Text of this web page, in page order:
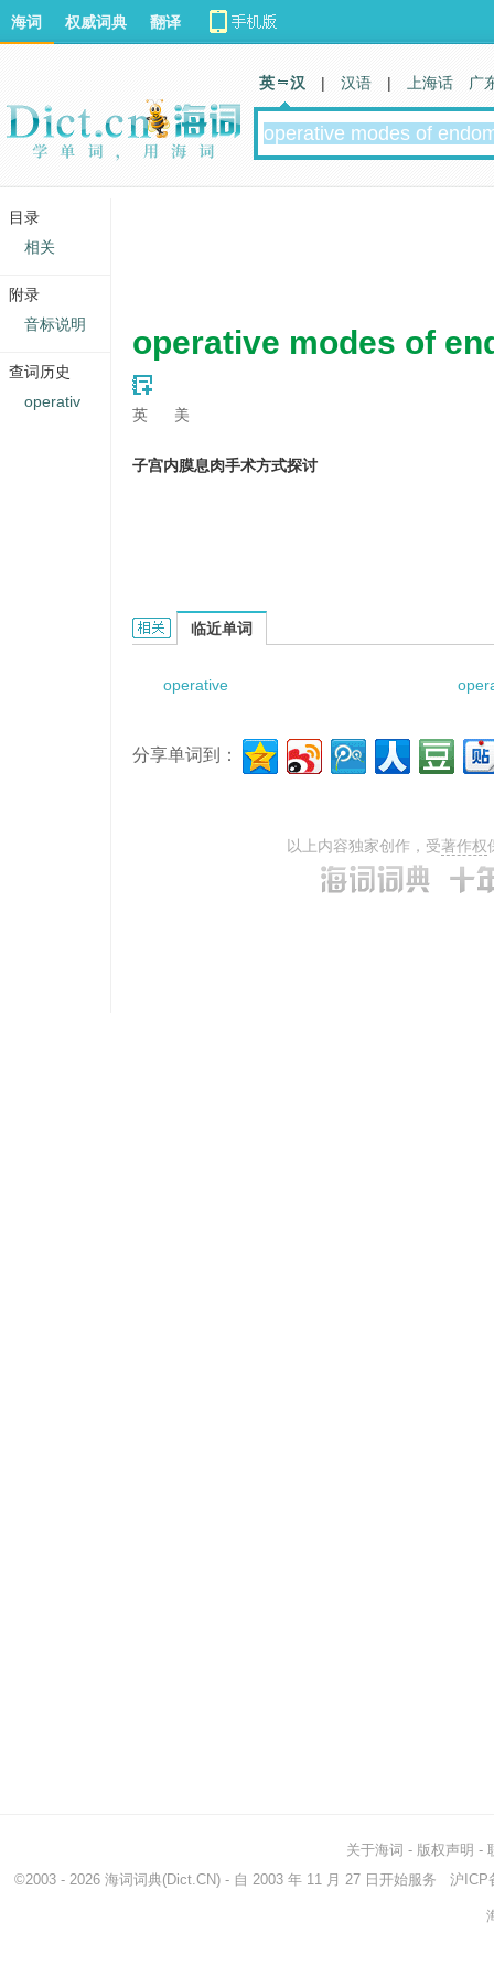
operative modes of
英 美
子宫内膜息肉手术方式探讨
Operative modes of endometrial polyp的相关资
临近单词
operative
分享单词到：
以上内容独家创作，受著作权
海词 权威词典 翻译
英 汉 | 汉语 | 上海话 广
关于海词 - 版权声明 -
©2003 - 2026 海词词典(Dict.CN) - 自 2003 年 11 月 27 日开始服务 沪ICP
目录
相关
附录
音标说明
查词历史
operativ